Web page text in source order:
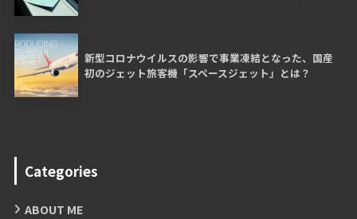
新型コロナウイルスの影響で事業凍結となった、国産
初のジェット旅客機「スペースジェット」とは？
Categories
ABOUT ME